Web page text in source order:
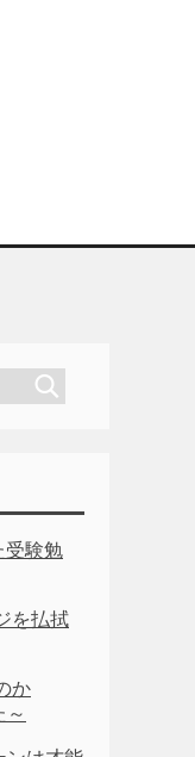
受験勉
を払拭
か
～